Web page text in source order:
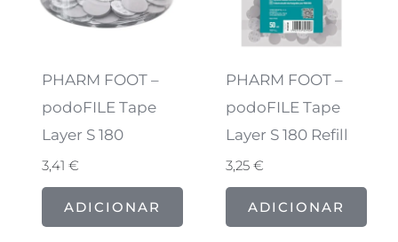
PHARM FOOT –
podoFILE Tape
Layer S 180
3,41 €
ADICIONAR
PHARM FOOT –
podoFILE Tape
Layer S 180 Refill
3,25€
ADICIONAR